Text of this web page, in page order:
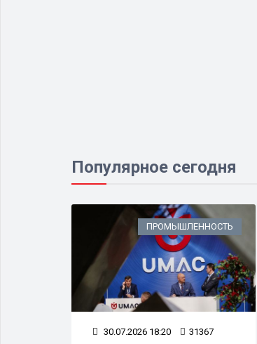
Популярное сегодня
ПРОМЫШЛЕННОСТЬ
30.07.2026 18:20 31367